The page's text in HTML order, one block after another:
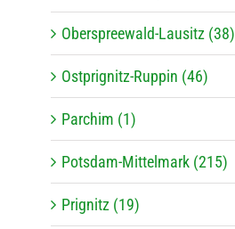
Oberspreewald-Lausitz (38)
Ostprignitz-Ruppin (46)
Parchim (1)
Potsdam-Mittelmark (215)
Prignitz (19)